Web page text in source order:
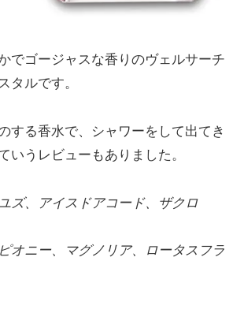
でゴージャスな香りのヴェルサーチ
タルです。
する香水で、シャワーをして出てき
いうレビューもありました。
ズ、アイスドアコード、ザクロ
オニー、マグノリア、ロータスフラ